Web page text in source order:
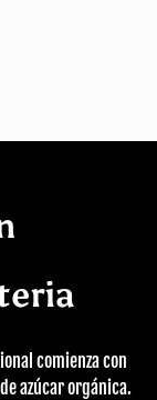
comienza con
azúcar orgánica.